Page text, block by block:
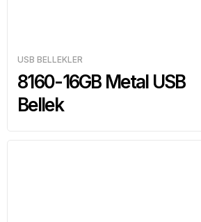
USB BELLEKLER
8160-16GB Metal USB
Bellek